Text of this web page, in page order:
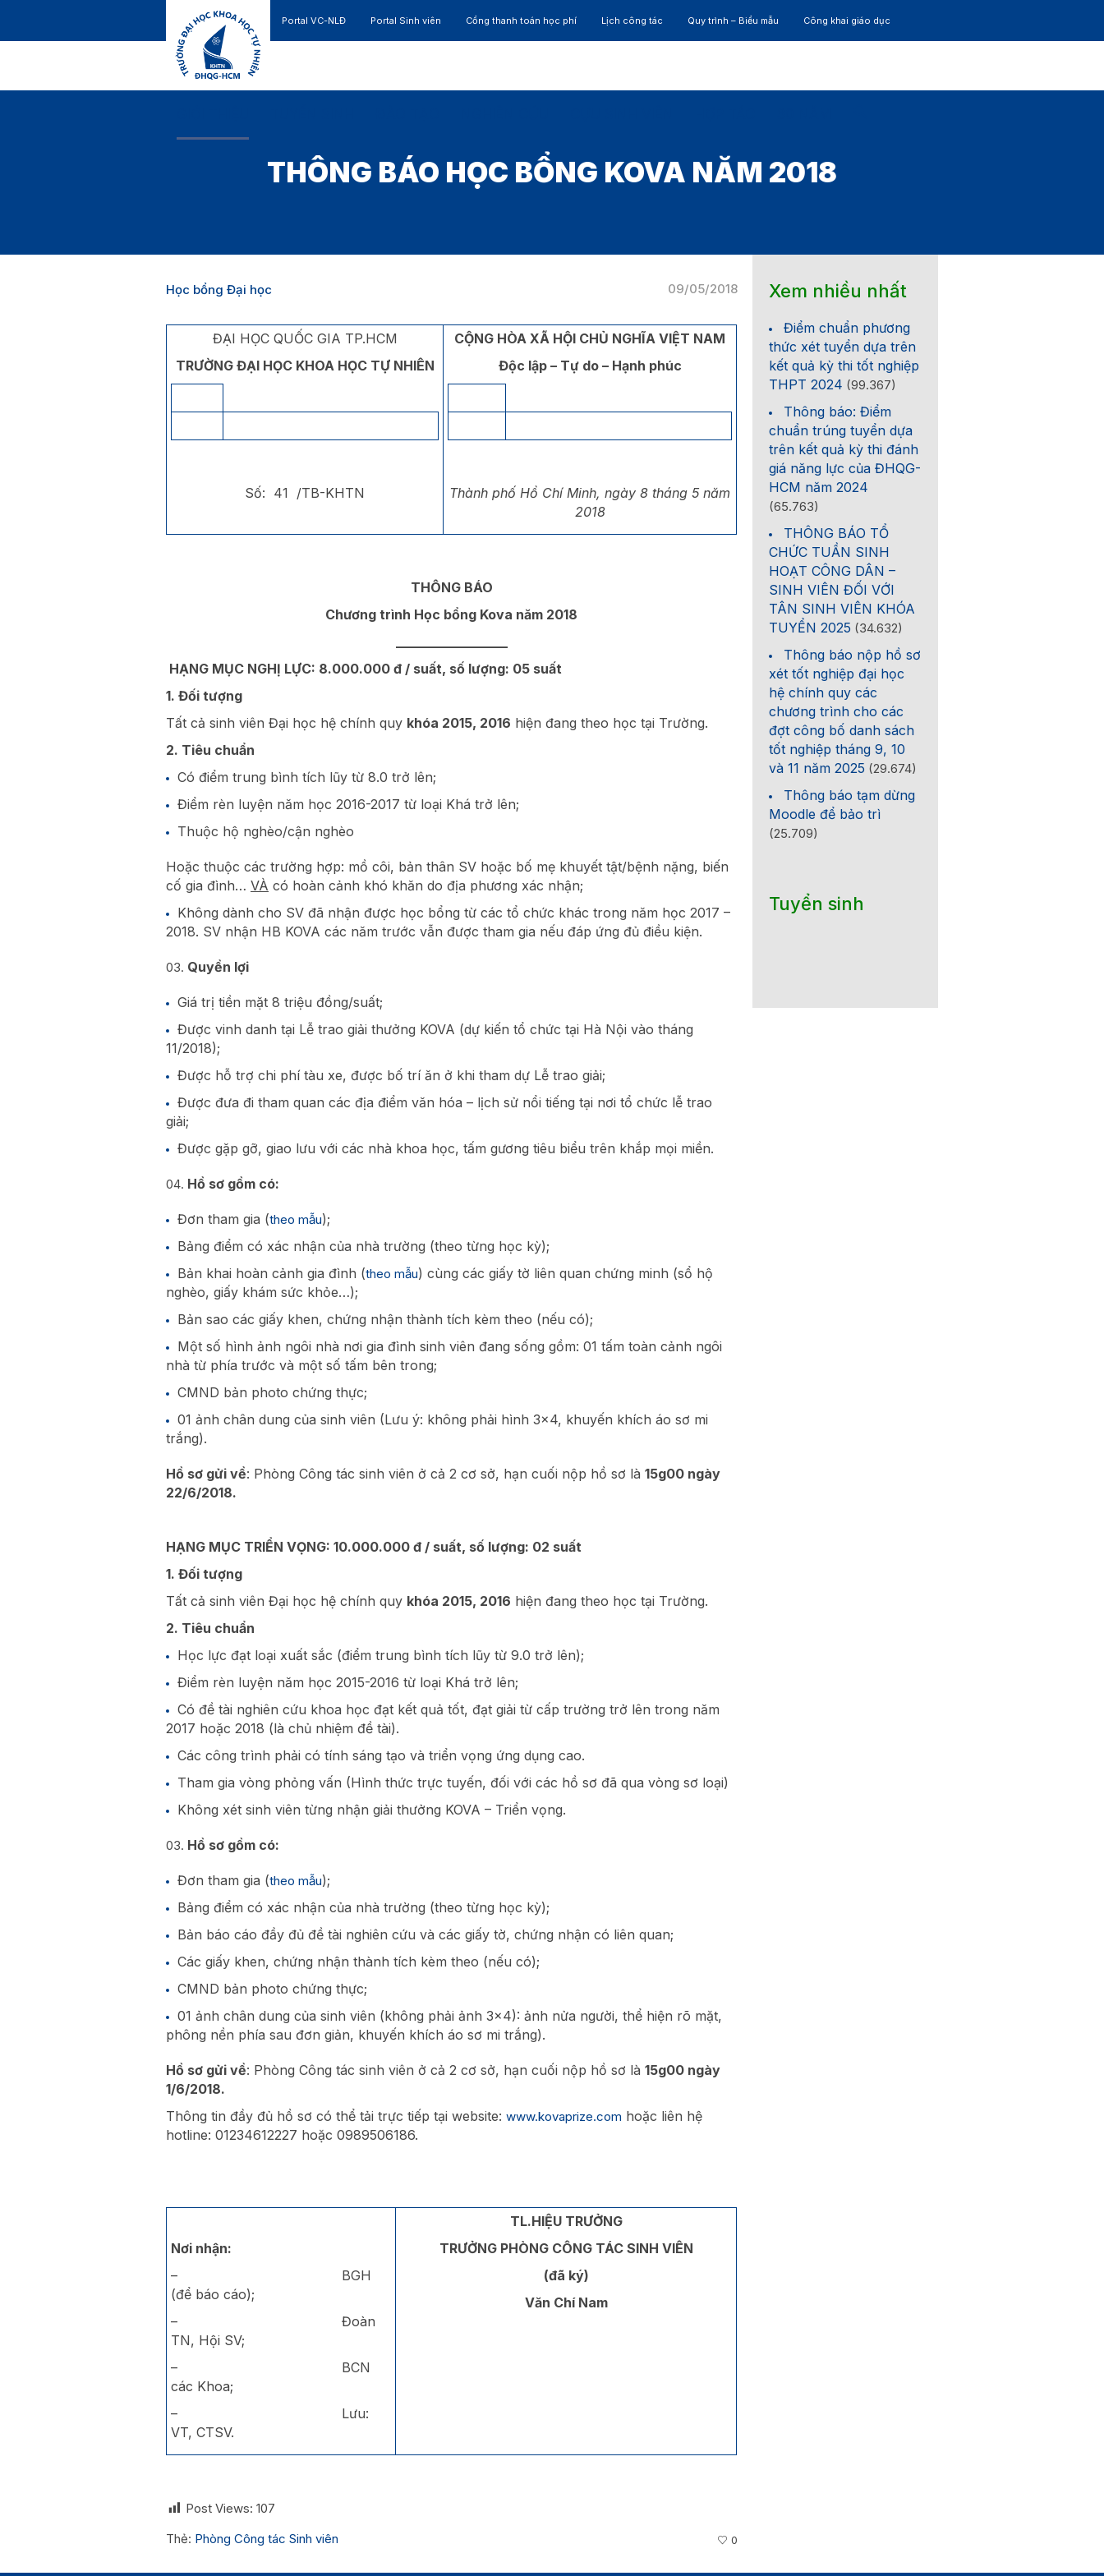
Portal VC-NLĐ Portal Sinh viên Cổng thanh toán học phí Lịch công tác Quy trình – Biểu mẫu Công khai giáo dục
THÔNG BÁO HỌC BỔNG KOVA NĂM 2018
09/05/2018
Học bổng Đại học
ĐẠI HỌC QUỐC GIA TP.HCM
TRƯỜNG ĐẠI HỌC KHOA HỌC TỰ NHIÊN
Số: 41 /TB-KHTN
CỘNG HÒA XÃ HỘI CHỦ NGHĨA VIỆT NAM
Độc lập – Tự do – Hạnh phúc
Thành phố Hồ Chí Minh, ngày 8 tháng 5 năm
2018
THÔNG BÁO
Chương trình Học bổng Kova năm 2018
HẠNG MỤC NGHỊ LỰC: 8.000.000 đ / suất, số lượng: 05 suất
1. Đối tượng
Tất cả sinh viên Đại học hệ chính quy khóa 2015, 2016 hiện đang theo học tại Trường.
2. Tiêu chuẩn
Có điểm trung bình tích lũy từ 8.0 trở lên;
Điểm rèn luyện năm học 2016-2017 từ loại Khá trở lên;
Thuộc hộ nghèo/cận nghèo
Hoặc thuộc các trường hợp: mồ côi, bản thân SV hoặc bố mẹ khuyết tật/bệnh nặng, biến
cố gia đình… VÀ có hoàn cảnh khó khăn do địa phương xác nhận;
Không dành cho SV đã nhận được học bổng từ các tổ chức khác trong năm học 2017 –
2018. SV nhận HB KOVA các năm trước vẫn được tham gia nếu đáp ứng đủ điều kiện.
Quyền lợi
Giá trị tiền mặt 8 triệu đồng/suất;
Được vinh danh tại Lễ trao giải thưởng KOVA (dự kiến tổ chức tại Hà Nội vào tháng
11/2018);
Được hỗ trợ chi phí tàu xe, được bố trí ăn ở khi tham dự Lễ trao giải;
Được đưa đi tham quan các địa điểm văn hóa – lịch sử nổi tiếng tại nơi tổ chức lễ trao
giải;
Được gặp gỡ, giao lưu với các nhà khoa học, tấm gương tiêu biểu trên khắp mọi miền.
Hồ sơ gồm có:
Đơn tham gia (theo mẫu);
Bảng điểm có xác nhận của nhà trường (theo từng học kỳ);
Bản khai hoàn cảnh gia đình (theo mẫu) cùng các giấy tờ liên quan chứng minh (sổ hộ
nghèo, giấy khám sức khỏe…);
Bản sao các giấy khen, chứng nhận thành tích kèm theo (nếu có);
Một số hình ảnh ngôi nhà nơi gia đình sinh viên đang sống gồm: 01 tấm toàn cảnh ngôi
nhà từ phía trước và một số tấm bên trong;
CMND bản photo chứng thực;
01 ảnh chân dung của sinh viên (Lưu ý: không phải hình 3×4, khuyến khích áo sơ mi
trắng).
Hồ sơ gửi về: Phòng Công tác sinh viên ở cả 2 cơ sở, hạn cuối nộp hồ sơ là 15g00 ngày
22/6/2018.
HẠNG MỤC TRIỂN VỌNG: 10.000.000 đ / suất, số lượng: 02 suất
1. Đối tượng
Tất cả sinh viên Đại học hệ chính quy khóa 2015, 2016 hiện đang theo học tại Trường.
2. Tiêu chuẩn
Học lực đạt loại xuất sắc (điểm trung bình tích lũy từ 9.0 trở lên);
Điểm rèn luyện năm học 2015-2016 từ loại Khá trở lên;
Có đề tài nghiên cứu khoa học đạt kết quả tốt, đạt giải từ cấp trường trở lên trong năm
2017 hoặc 2018 (là chủ nhiệm đề tài).
Các công trình phải có tính sáng tạo và triển vọng ứng dụng cao.
Tham gia vòng phỏng vấn (Hình thức trực tuyến, đối với các hồ sơ đã qua vòng sơ loại)
Không xét sinh viên từng nhận giải thưởng KOVA – Triển vọng.
Hồ sơ gồm có:
Đơn tham gia (theo mẫu);
Bảng điểm có xác nhận của nhà trường (theo từng học kỳ);
Bản báo cáo đầy đủ đề tài nghiên cứu và các giấy tờ, chứng nhận có liên quan;
Các giấy khen, chứng nhận thành tích kèm theo (nếu có);
CMND bản photo chứng thực;
01 ảnh chân dung của sinh viên (không phải ảnh 3×4): ảnh nửa người, thể hiện rõ mặt,
phông nền phía sau đơn giản, khuyến khích áo sơ mi trắng).
Hồ sơ gửi về: Phòng Công tác sinh viên ở cả 2 cơ sở, hạn cuối nộp hồ sơ là 15g00 ngày
1/6/2018.
Thông tin đầy đủ hồ sơ có thể tải trực tiếp tại website: www.kovaprize.com hoặc liên hệ
hotline: 01234612227 hoặc 0989506186.
Nơi nhận:
– BGH
(để báo cáo);
– Đoàn
TN, Hội SV;
– BCN
các Khoa;
– Lưu:
VT, CTSV.
TL.HIỆU TRƯỞNG
TRƯỞNG PHÒNG CÔNG TÁC SINH VIÊN
(đã ký)
Văn Chí Nam
Post Views: 107
Thẻ: Phòng Công tác Sinh viên 0
Xem nhiều nhất
Điểm chuẩn phương
thức xét tuyển dựa trên
kết quả kỳ thi tốt nghiệp
THPT 2024 (99.367)
Thông báo: Điểm
chuẩn trúng tuyển dựa
trên kết quả kỳ thi đánh
giá năng lực của ĐHQG-
HCM năm 2024
(65.763)
THÔNG BÁO TỔ
CHỨC TUẦN SINH
HOẠT CÔNG DÂN –
SINH VIÊN ĐỐI VỚI
TÂN SINH VIÊN KHÓA
TUYỂN 2025 (34.632)
Thông báo nộp hồ sơ
xét tốt nghiệp đại học
hệ chính quy các
chương trình cho các
đợt công bố danh sách
tốt nghiệp tháng 9, 10
và 11 năm 2025 (29.674)
Thông báo tạm dừng
Moodle để bảo trì
(25.709)
Tuyển sinh